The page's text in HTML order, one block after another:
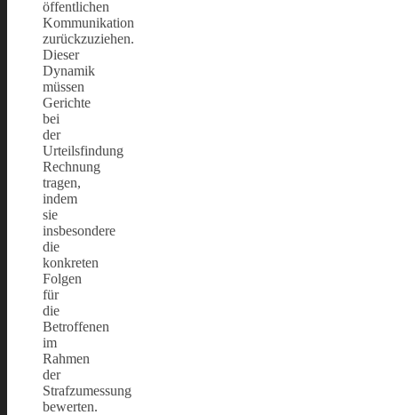
öffentlichen
Kommunikation
zurückzuziehen.
Dieser
Dynamik
müssen
Gerichte
bei
der
Urteilsfindung
Rechnung
tragen,
indem
sie
insbesondere
die
konkreten
Folgen
für
die
Betroffenen
im
Rahmen
der
Strafzumessung
bewerten.